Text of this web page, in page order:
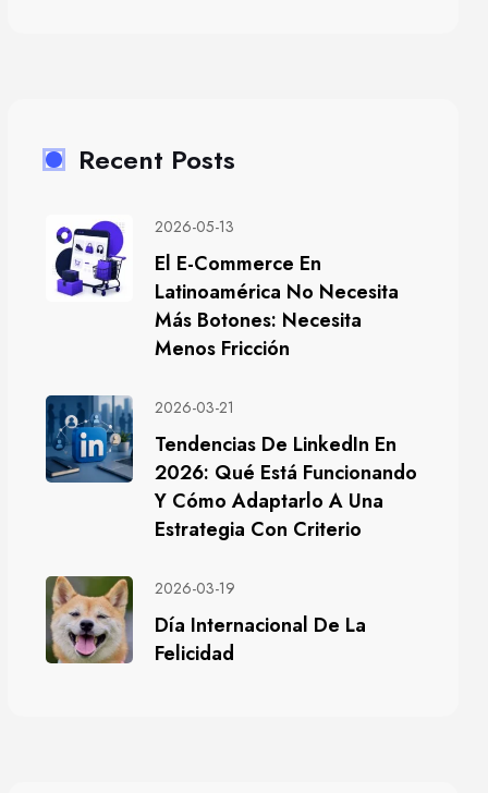
Recent Posts
2026-05-13
El E-Commerce En
Latinoamérica No Necesita
Más Botones: Necesita
Menos Fricción
2026-03-21
Tendencias De LinkedIn En
2026: Qué Está Funcionando
Y Cómo Adaptarlo A Una
Estrategia Con Criterio
2026-03-19
Día Internacional De La
Felicidad